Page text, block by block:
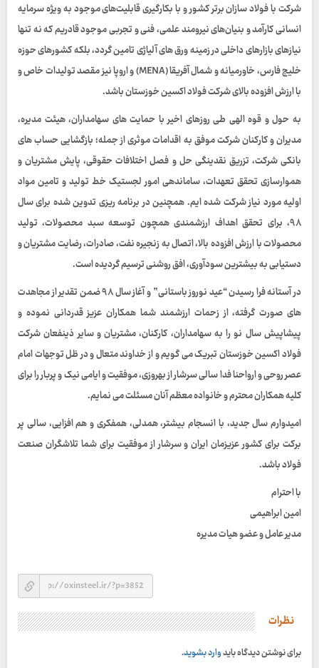
شرکت با فولاد سازان برتر کشور و با بکارگیری قابلیت‌های موجود به ویژه سرمایه
انسانی کارآمد و بنیان‌های نیرومند علمی، فنی و تجربی موجود قادریم که نه تنها
نیازهای بازارهای داخلی در زمینه ورق های آلیاژی تامین گردد، بلکه کشورهای حوزه
خلیج فارس، خاورمیانه و شمال آفریقا (MENA) و اروپا نیز مقصد تولیدات خاص و
با ارزش افزوده بالای شرکت فولاد اکسین خوزستان باشد.
به حول و قوه الهی طی روزهای اخیر با حمایت های سهامداران، هیئت مدیره،
مدیران و کارکنان شرکت موفق به اقدامات موثری از جمله؛ بازگشایی حساب های
بانکی شرکت، تزریق نقدینگی حل و فصل اختلافات حقوقی، پایش مشتریان و
هموارسازی تحقق تعهدات، ساماندهی امور لجستیک خط تولید و تامین مواد
اولیه مورد نیاز شرکت شده ایم. همچنین در برنامه ریزی تدوین شده برای سال
۹۸، برای تحقق اهداف ارزشمندی همچون توسعه سبد محصولات، تولید
محصولات با ارزش افزوده بالا، اتصال به زنجیره نفت، صادرات، رضایت مشتریان و
دستیابی به بیشترین سودآوری، افق روشنی ترسیم گردیده است.
در آستانه فرا رسیدن “عید نوروز باستانی” و آغاز سال ۹۸ ضمن تقدیر از مجاهدت
های صورت گرفته، از زحمات ارزشمند شما همکاران عزیز قدردانی نموده و
پیشاپیش سال نو را به سهامداران، کارکنان، مشتریان و سایر ذینفعان شرکت
فولاد اکسین خوزستان تبریک می گویم و از خداوند متعال و در ظل توجهات امام
عصر روحی و ارواحنا فدا سالی سرشار از بهروزی، موفقیت و ایامی نیک و پربار را برای
کلیه همکاران محترم و خانواده معظم آنان مسئلت می نمایم.
امیدوارم سال جدید، با انسجام بیشتر، همدلی، همفکری و هم افزایی، سالی پر
برکت برای کشور عزیزمان ایران و سرشار از موفقیت برای شما تلاشگران صنعت
فولاد باشد.
با احترام
امین ابراهیمی
مدیر عامل و عضو هیات مدیره
نظرات
برای نوشتن دیدگاه بایدوارد بشوید.